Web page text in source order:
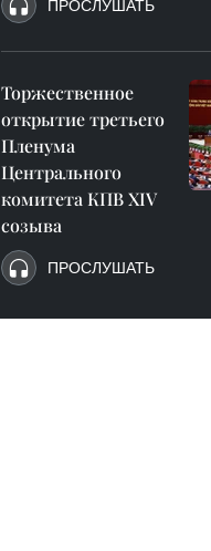
ПРОСЛУШАТЬ
Торжественное
открытие третьего
Пленума
Центрального
комитета КПВ XIV
созыва
ПРОСЛУШАТЬ